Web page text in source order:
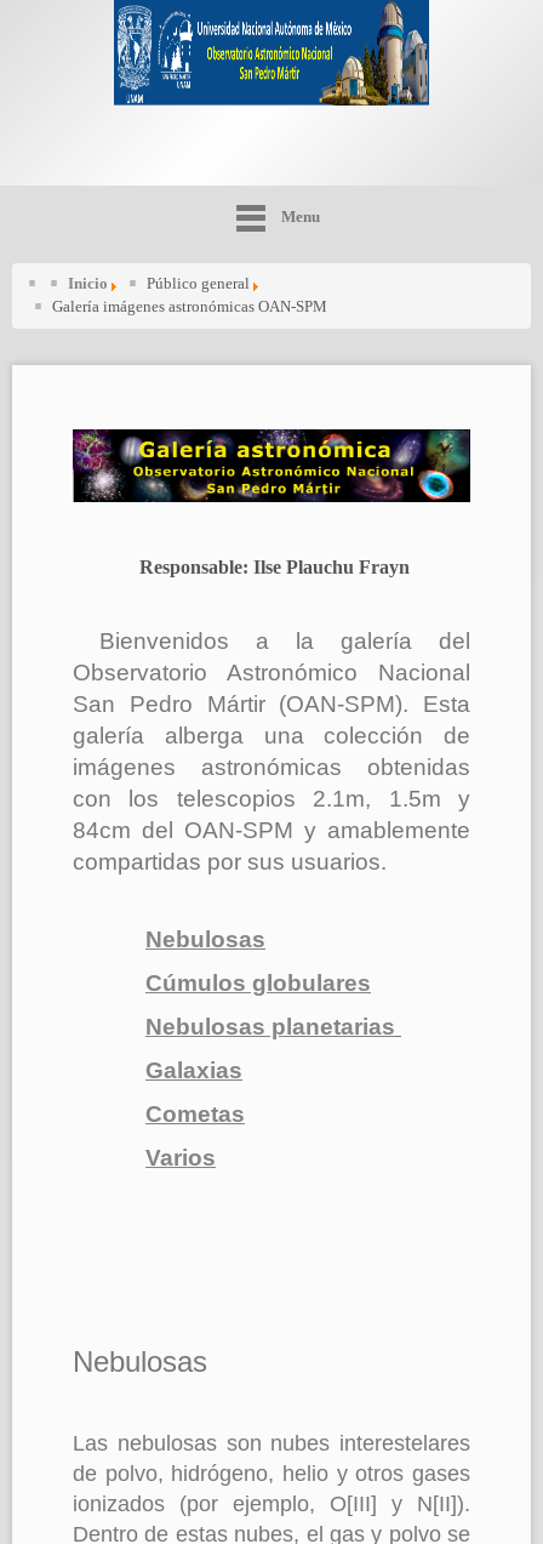
Menu
Inicio
Público general
Galería imágenes astronómicas OAN-SPM
Responsable: Ilse Plauchu Frayn
Bienvenidos a la galería del
Observatorio Astronómico Nacional
San Pedro Mártir (OAN-SPM). Esta
galería alberga una colección de
imágenes astronómicas obtenidas
con los telescopios 2.1m, 1.5m y
84cm del OAN-SPM y amablemente
compartidas por sus usuarios.
Nebulosas
Cúmulos globulares
Nebulosas planetarias
Galaxias
Cometas
Varios
Nebulosas
Las nebulosas son nubes interestelares
de polvo, hidrógeno, helio y otros gases
ionizados (por ejemplo, O[III] y N[II]).
Dentro de estas nubes, el gas y polvo se